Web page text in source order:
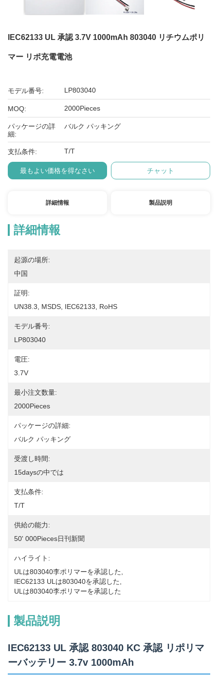
IEC62133 UL 承認 3.7V 1000mAh 803040 リチウムポリ
マー リポ充電電池
モデル番号: LP803040
MOQ: 2000Pieces
パッケージの詳
細:
バルク パッキング
支払条件: T/T
最もよい価格を得なさい チャット
詳細情報 製品説明
詳細情報
起源の場所:
中国
証明:
UN38.3, MSDS, IEC62133, RoHS
モデル番号:
LP803040
電圧:
3.7V
最小注文数量:
2000Pieces
パッケージの詳細:
バルク パッキング
受渡し時間:
15daysの中では
支払条件:
T/T
供給の能力:
50' 000Pieces日刊新聞
ハイライト:
ULは803040李ポリマーを承認した
IEC62133 ULは803040を承認した
ULは803040李ポリマーを承認した
製品説明
IEC62133 UL 承認 803040 KC 承認 リポリマ
ーバッテリー 3.7v 1000mAh